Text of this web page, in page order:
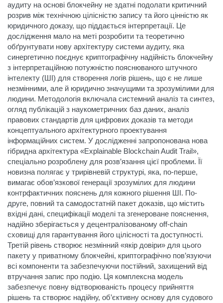
аудиту на основі блокчейну не здатні подолати критичний
розрив між технічною цілісністю запису та його цінністю як
юридичного доказу, що піддається інтерпретації. Це
дослідження мало на меті розробити та теоретично
обґрунтувати нову архітектуру системи аудиту, яка
синергетично поєднує криптографічну надійність блокчейну
з інтерпретаційною потужністю пояснюваного штучного
інтелекту (ШІ) для створення логів рішень, що є не лише
незмінними, але й юридично значущими та зрозумілими для
людини. Методологія включала системний аналіз та синтез,
огляд публікацій з наукометричних баз даних, аналіз
правових стандартів для цифрових доказів та методи
концептуального архітектурного проектування
інформаційних систем. У дослідженні запропонована нова
гібридна архітектура «Explainable Blockchain Audit Trail»,
спеціально розроблену для розв’язання цієї проблеми. Її
новизна полягає у трирівневій структурі, яка, по-перше,
вимагає обов’язкової генерації зрозумілих для людини
контрфактичних пояснень для кожного рішення ШІ. По-
друге, повний та самодостатній пакет доказів, що містить
вхідні дані, специфікації моделі та згенероване пояснення,
надійно зберігається у децентралізованому off-chain
сховищі для гарантування його цілісності та доступності.
Третій рівень створює незмінний «якір довіри» для цього
пакету у приватному блокчейні, криптографічно пов’язуючи
всі компоненти та забезпечуючи постійний, захищений від
втручання запис про подію. Ця комплексна модель
забезпечує повну відтворюваність процесу прийняття
рішень та створює надійну, об’єктивну основу для судового